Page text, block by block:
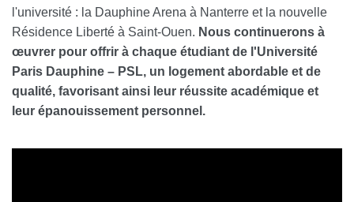
l'université : la Dauphine Arena à Nanterre et la nouvelle
Résidence Liberté à Saint-Ouen. Nous continuerons à
œuvrer pour offrir à chaque étudiant de l'Université
Paris Dauphine – PSL, un logement abordable et de
qualité, favorisant ainsi leur réussite académique et
leur épanouissement personnel.